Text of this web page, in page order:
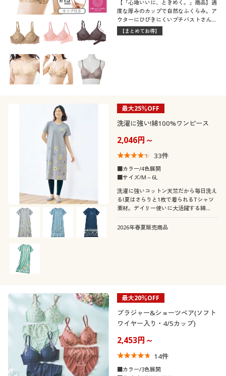
【「心地いいに、ときめく。」商品】適
度な厚みのカップで自然なふくらみ。ア
ウターにひびきにくいプチバストさんの
シームレスカップブラ
【まとめてお得】
最大25％OFF
洗濯に強い!綿100%ワンピース
2,046円～
33件
■カラー/4色展開
■サイズ/M～6L
洗濯に強いコットン天竺だから毎日洗え
る!夏はさらりと1枚で着られるTシャツ
素材。デイリー使いに大活躍する綿
対応サイズplump(プランプ)もありま
2026年春夏販売商品
最大20％OFF
ブラジャー&ショーツペア(ソフト
ワイヤー入り・4/5カップ)
2,453円～
14件
■カラー/3色展開